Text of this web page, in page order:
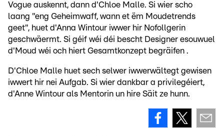
Vogue auskennt, dann d'Chloe Malle. Si wier scho
laang "eng Geheimwaff, wann et ëm Moudetrends
geet", huet d'Anna Wintour iwwer hir Nofollgerin
geschwäermt. Si géif wéi déi bescht Designer esouwuel
d'Moud wéi och hiert Gesamtkonzept begräifen .
D'Chloe Malle huet sech selwer iwwerwältegt gewisen
iwwert hir nei Aufgab. Si wier dankbar a privilegéiert,
d'Anne Wintour als Mentorin un hire Säit ze hunn.